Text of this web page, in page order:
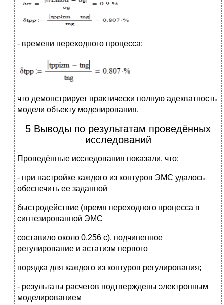
- времени переходного процесса:
что демонстрирует практически полную адекватность
модели объекту моделирования.
5 Выводы по результатам проведённых
исследований
Проведённые исследования показали, что:
- при настройке каждого из контуров ЭМС удалось
обеспечить ее заданной
быстродействие (время переходного процесса в
синтезированной ЭМС
составило около 0,256 с), подчиненное
регулирование и астатизм первого
порядка для каждого из контуров регулирования;
- результаты расчетов подтверждены электронным
моделированием